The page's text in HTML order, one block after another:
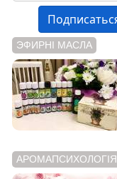
ЭФИРНІ МАСЛА
АРОМАПСИХОЛОГІЯ